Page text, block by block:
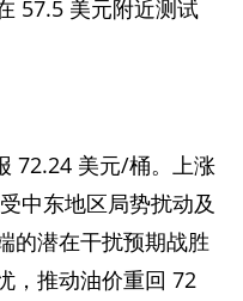
57.5 美元附近测试
72.24 美元/桶。上涨
中东地区局势扰动及
的潜在干扰预期战胜
，推动油价重回 72